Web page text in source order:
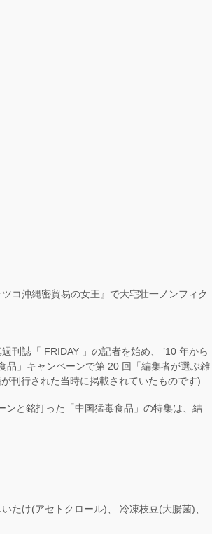
コ沖縄密貿易の女王』で大宅壮一ノンフィク
刊誌「 FRIDAY 」の記者を始め、 ’10 年から
品」キャンペーンで第 20 回「編集者が選ぶ雑
刊行された当時に掲載されていたものです)
と銘打った「中国猛毒食品」の特集は、結
たけ(アセトクロール)、 冷凍枝豆(大腸菌)、